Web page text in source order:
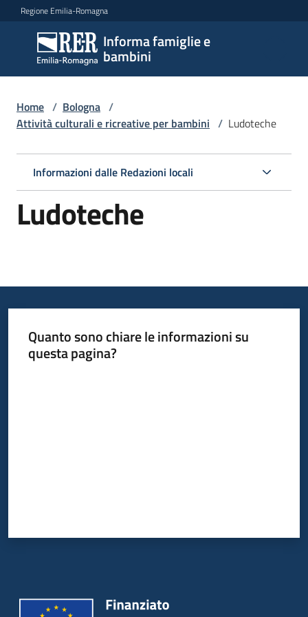
Vai al contenuto
Vai alla navigazione
Vai al footer
Regione Emilia-Romagna
Informa famiglie e
bambini
Informa
famiglie
e
bambini
Argomenti
Servizi
le
Informazioni
Home / Bologna /
Attività culturali e ricreative per bambini / Ludoteche
Informazioni dalle Redazioni locali
Ludoteche
Quanto sono chiare le informazioni su
questa pagina?